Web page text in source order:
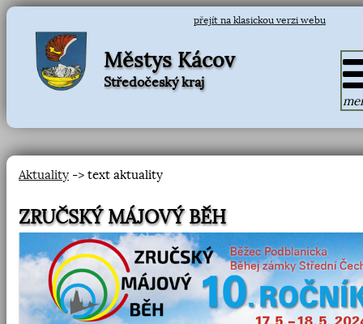
přejít na klasickou verzi webu
Městys Kácov
Středočeský kraj
Aktuality -> text aktuality
ZRUČSKÝ MÁJOVÝ BĚH